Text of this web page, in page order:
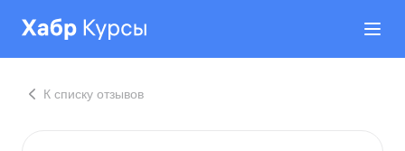
К списку отзывов